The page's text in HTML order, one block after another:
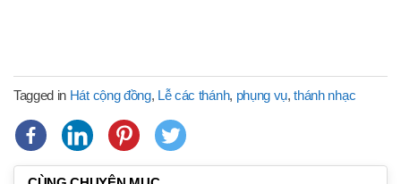
Tagged in Hát cộng đồng, Lễ các thánh, phụng vụ,thánh nhạc